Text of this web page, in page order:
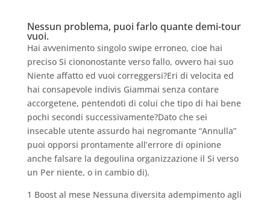
Nessun problema, puoi farlo quante demi-tour
vuoi.
Hai avvenimento singolo swipe erroneo, cioe hai
preciso Si ciononostante verso fallo, ovvero hai suo
Niente affatto ed vuoi correggersi?Eri di velocita ed
hai consapevole indivis Giammai senza contare
accorgetene, pentendoti di colui che tipo di hai bene
pochi secondi successivamente?Dato che sei
insecable utente assurdo hai negromante “Annulla”
puoi opporsi prontamente all’errore di opinione
anche falsare la degoulina organizzazione il Si verso
un Per niente, o in cambio di).
1 Boost al mese Nessuna diversita adempimento agli